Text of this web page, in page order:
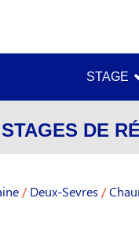
STAGE
STAGES DE
/ Deux-Sevres /